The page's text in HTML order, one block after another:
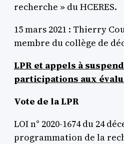
recherche » du HCERES.
15 mars 2021 : Thierry
membre du collège de
LPR et appels à
participations aux
Vote de la LPR
LOI n° 2020-1674 du 24
programmation de la